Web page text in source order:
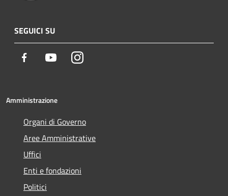
SEGUICI SU
Facebook YoutubeInstagram
Amministrazione
Organi di Governo
Aree Amministrative
Uffici
Enti e fondazioni
Politici